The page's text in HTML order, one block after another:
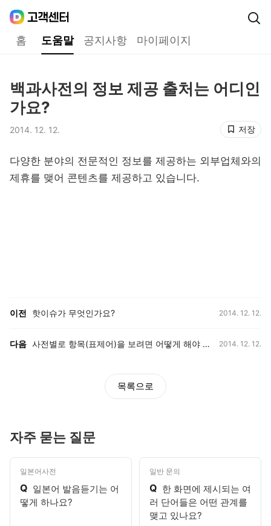
홈 도움말 공지사항 마이페이지
백과사전의 정보 제공 출처는 어디인
가요?
저장
2014. 12. 12.
다양한 분야의 전문적인 정보를 제공하는 외부업체와의
제휴를 맺어 콘텐츠를 제공하고 있습니다.
이전 핫이슈가 무엇인가요? 2014. 12. 12.
다음 사전별로 항목(표제어)을 보려면 어떻게 해야 하나요? 2014. 12. 12.
목록으로
자주 묻는 질문
일본어사전
Q 일본어 발음듣기는 어
떻게 하나요?
일반 문의
Q 한 화면에 제시되는 여
러 단어들은 어떤 관계를
맺고 있나요?